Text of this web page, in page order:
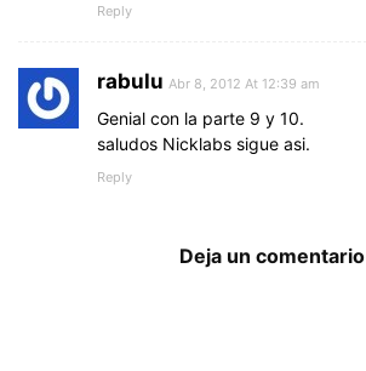
Reply
rabulu Abr 8, 2012 At 12:39 am
Genial con la parte 9 y 10.
saludos Nicklabs sigue asi.
Reply
Deja un comentario